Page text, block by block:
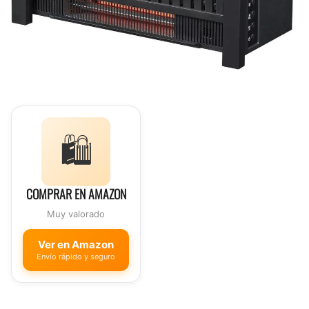
🛍️
COMPRAR EN AMAZON
Muy valorado
Ver en Amazon
Envío rápido y seguro